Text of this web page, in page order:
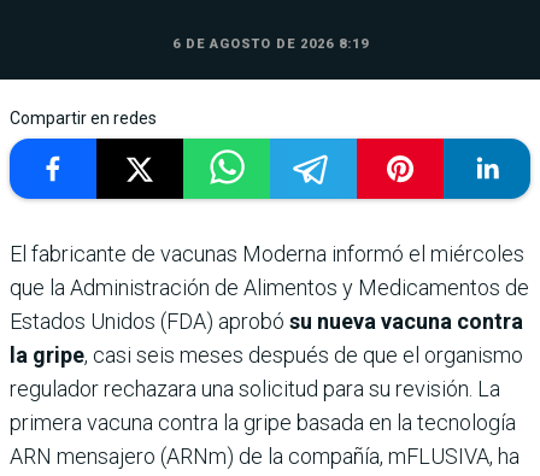
6 DE AGOSTO DE 2026 8:19
Compartir en redes
El fabricante de vacunas Moderna informó el miércoles
que la Administración de Alimentos y Medicamentos de
Estados Unidos (FDA) aprobó su nueva vacuna contra
la gripe, casi seis meses después de que el organismo
regulador rechazara una solicitud para su revisión. La
primera vacuna contra la gripe basada en la tecnología
ARN mensajero (ARNm) de la compañía, mFLUSIVA, ha